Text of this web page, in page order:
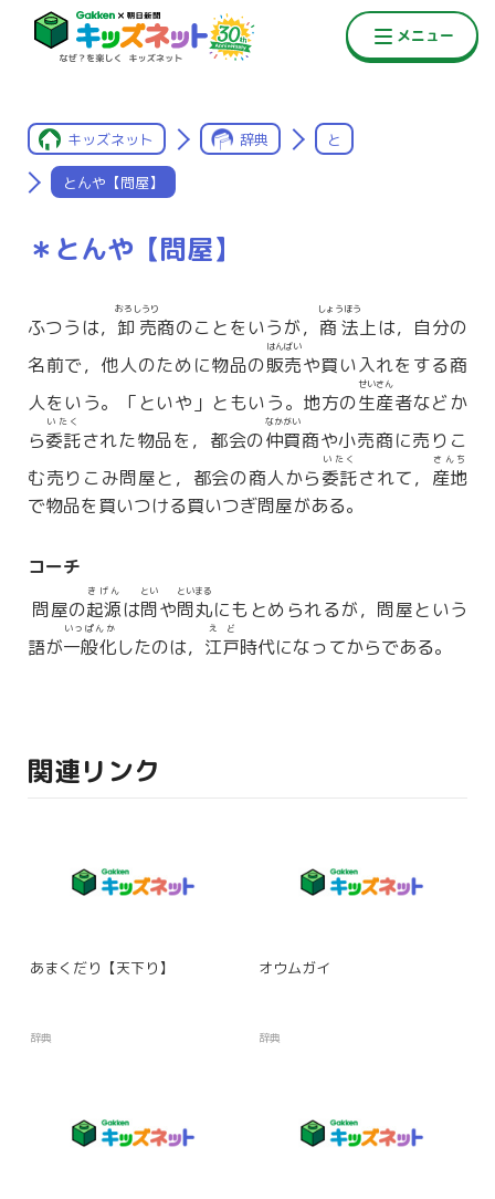
キッズネット 辞典 と
とんや【問屋】
＊とんや【問屋】
ふつうは， 卸売
おろしうり
商のことをいうが， 商法
しょうほう
上は，自分の
名前で，他人のために物品の販売
はんばい
や買い入れをする商
人をいう。「といや」ともいう。地方の生産
せいさん
者などか
ら委託
いたく
された物品を，都会の仲買
なかがい
商や小売商に売りこ
む売りこみ問屋と，都会の商人から委託
いたく
されて， 産地
さんち
で物品を買いつける買いつぎ問屋がある。
コーチ
問屋の起源
きげん
は問
とい
や問丸
といまる
にもとめられるが，問屋という
語が一般化
いっぱんか
したのは， 江戸
えど
時代になってからである。
関連リンク
あまくだり【天下り】
辞典
オウムガイ
辞典